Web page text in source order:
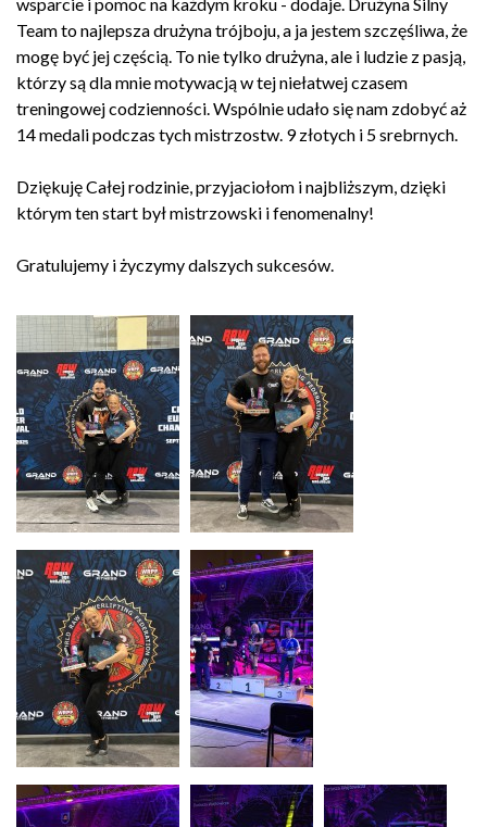
Team to najlepsza drużyna trójboju, a ja jestem szczęśliwa, że
mogę być jej częścią. To nie tylko drużyna, ale i ludzie z pasją,
którzy są dla mnie motywacją w tej niełatwej czasem
treningowej codzienności. Wspólnie udało się nam zdobyć aż
14 medali podczas tych mistrzostw. 9 złotych i 5 srebrnych.
Dziękuję Całej rodzinie, przyjaciołom i najbliższym, dzięki
którym ten start był mistrzowski i fenomenalny!
Gratulujemy i życzymy dalszych sukcesów.